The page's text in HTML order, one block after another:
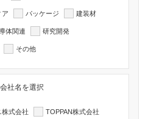
ア パッケージ 建装材
体関連 研究開発
その他
選択出来ます
会社名を選択
株式会社 TOPPAN株式会社